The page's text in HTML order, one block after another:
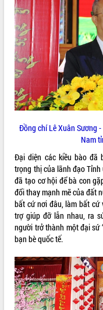
Thường trực HĐND tỉnh Đắk
mặt Đoàn chuyên gia y tế TP.
Minh
Lễ truy điệu và an táng hài cốt
tại Nghĩa trang Liệt sĩ xã Sơn
Bàn giải pháp tháo gỡ khó
xuất khẩu sầu riêng và triển
định EUDR
Thứ trưởng Bộ Nông nghiệp và
vùng trồng và doanh nghiệp
Trình diễn nghệ thuật chế biến
món ăn từ sầu riêng
Đắk Lắk công bố Quy hoạch và
tiến đầu tư tỉnh
Ngành cá ngừ Đắk Lắk chủ
ứng để giữ vững thị trường
Diễn đàn Kinh tế tư nhân Việt
Đề án 06 tạo bước ngoặt đột
cải cách hành chính tỉnh Đắk
Kết nối tour, đẩy mạnh chuyển
để phát triển du lịch Đắk Lắk
THỐNG KÊ TRUY CẬP
Hôm nay:
21127
Tất cả:
66066450
Đồng chí Lê Xuân Sương
Nam
Đại diện các kiều bào đã
trọng thị của lãnh đạo Tỉnh
đã tạo cơ hội để bà con
đổi thay mạnh mẽ của đất
bất cứ nơi đâu, làm bất cứ
trợ giúp đỡ lẫn nhau, ra
người trở thành một đại sứ
bạn bè quốc tế.